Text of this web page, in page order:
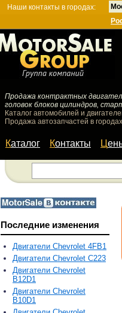
Наши контакты в городах:
Продажа контрактных
головок блоков цилиндров,
Каталог автомобилей и
Продажа автозапчастей в
Каталог Контакты
Последние изменения
Двигатели Chevrolet 4FB1
Двигатели Chevrolet C223
Двигатели Chevrolet
B12D1
Двигатели Chevrolet
B10D1